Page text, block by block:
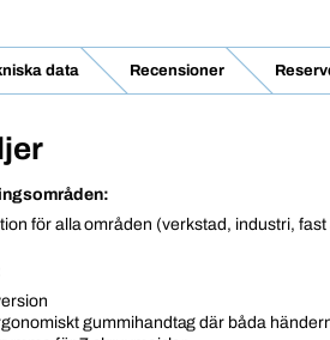
data Recensioner
för alla områden (verkstad, industri,
gummihandtag där båda